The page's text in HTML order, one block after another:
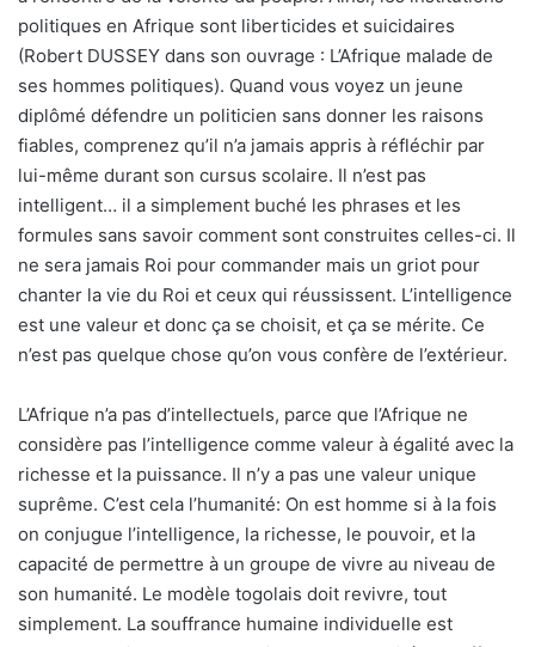
politiques en Afrique sont liberticides et suicidaires
(Robert DUSSEY dans son ouvrage : L’Afrique malade de
ses hommes politiques). Quand vous voyez un jeune
diplômé défendre un politicien sans donner les raisons
fiables, comprenez qu’il n’a jamais appris à réfléchir par
lui-même durant son cursus scolaire. Il n’est pas
intelligent… il a simplement buché les phrases et les
formules sans savoir comment sont construites celles-ci. Il
ne sera jamais Roi pour commander mais un griot pour
chanter la vie du Roi et ceux qui réussissent. L’intelligence
est une valeur et donc ça se choisit, et ça se mérite. Ce
n’est pas quelque chose qu’on vous confère de l’extérieur.
L’Afrique n’a pas d’intellectuels, parce que l’Afrique ne
considère pas l’intelligence comme valeur à égalité avec la
richesse et la puissance. Il n’y a pas une valeur unique
suprême. C’est cela l’humanité: On est homme si à la fois
on conjugue l’intelligence, la richesse, le pouvoir, et la
capacité de permettre à un groupe de vivre au niveau de
son humanité. Le modèle togolais doit revivre, tout
simplement. La souffrance humaine individuelle est